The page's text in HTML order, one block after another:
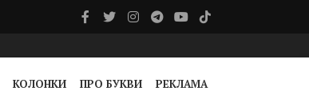
КОЛОНКИ ПРО БУКВИ РЕКЛАМА